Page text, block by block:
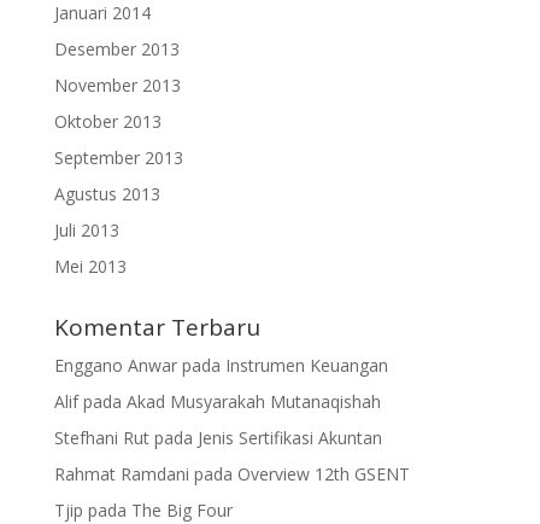
Januari 2014
Desember 2013
November 2013
Oktober 2013
September 2013
Agustus 2013
Juli 2013
Mei 2013
Komentar Terbaru
Enggano Anwarpada Instrumen Keuangan
Alifpada Akad Musyarakah Mutanaqishah
Stefhani Rutpada Jenis Sertifikasi Akuntan
Rahmat Ramdani pada Overview 12th GSENT
Tjip pada The Big Four